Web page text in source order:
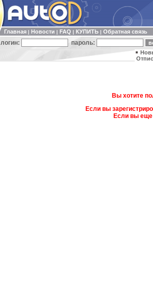
Главная Новости FAQ КУПИТЬ Обратная связь
логин: пароль:
Вы хотите
Если вы
Если вы еще